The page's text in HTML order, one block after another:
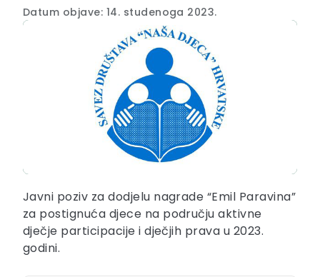
Datum objave: 14. studenoga 2023.
Javni poziv za dodjelu nagrade “Emil Paravina”
za postignuća djece na području aktivne
dječje participacije i dječjih prava u 2023.
godini.